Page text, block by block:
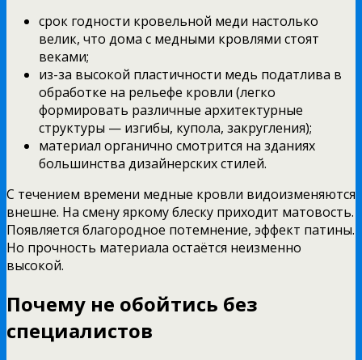
срок годности кровельной меди настолько
велик, что дома с медными кровлями стоят
веками;
из-за высокой пластичности медь податлива в
обработке на рельефе кровли (легко
формировать различные архитектурные
структуры — изгибы, купола, закругления);
материал органично смотрится на зданиях
большинства дизайнерских стилей.
С течением времени медные кровли видоизменяются
внешне. На смену яркому блеску приходит матовость.
Появляется благородное потемнение, эффект патины.
Но прочность материала остаётся неизменно
высокой.
Почему не обойтись без
специалистов